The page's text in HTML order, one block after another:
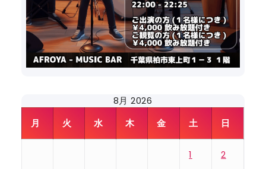
8月 2026
月
火 水 木 金 土 日
1 2